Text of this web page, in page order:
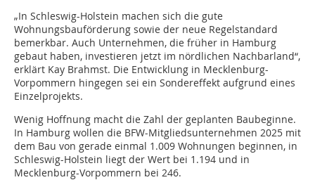
„In Schleswig-Holstein machen sich die gute
Wohnungsbauförderung sowie der neue Regelstandard
bemerkbar. Auch Unternehmen, die früher in Hamburg
gebaut haben, investieren jetzt im nördlichen Nachbarland“,
erklärt Kay Brahmst. Die Entwicklung in Mecklenburg-
Vorpommern hingegen sei ein Sondereffekt aufgrund eines
Einzelprojekts.
Wenig Hoffnung macht die Zahl der geplanten Baubeginne.
In Hamburg wollen die BFW-Mitgliedsunternehmen 2025 mit
dem Bau von gerade einmal 1.009 Wohnungen beginnen, in
Schleswig-Holstein liegt der Wert bei 1.194 und in
Mecklenburg-Vorpommern bei 246.